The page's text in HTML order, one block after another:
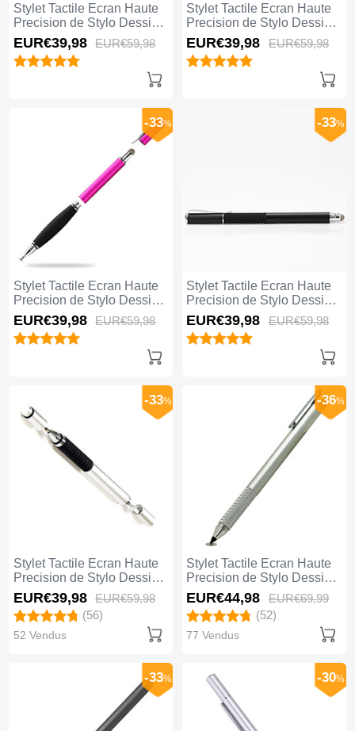
Stylet Tactile Ecran Haute
Precision de Stylo Dessin
Universel H01 Or
EUR€39,98 EUR€59,98
Stylet Tactile Ecran Haute
Precision de Stylo Dessin
Universel H04 Or Rose
EUR€39,98 EUR€59,98
Stylet Tactile Ecran Haute
Precision de Stylo Dessin
Universel H03 Rose Rouge
-33%
EUR€39,98 EUR€59,98
Stylet Tactile Ecran Haute
Precision de Stylo Dessin
Universel H05 Noir
-33%
EUR€39,98 EUR€59,98
Stylet Tactile Ecran Haute
Precision de Stylo Dessin
Universel P15 Argent
-33%
EUR€39,98 EUR€59,98
(56)
52 Vendus
Stylet Tactile Ecran Haute
Precision de Stylo Dessin
Universel P14 Argent
-36%
EUR€44,98 EUR€69,99
(52)
77 Vendus
-33% -30%